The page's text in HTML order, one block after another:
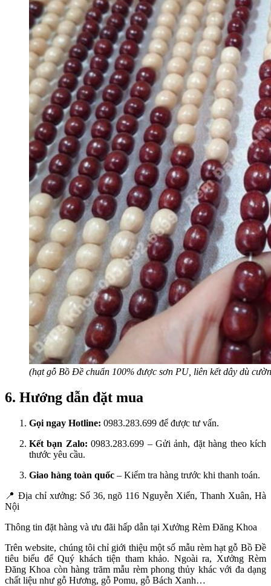
(hạt gỗ Bồ Đề chuẩn 100% được sơn PU, liên kết dây dù
6. Hướng dẫn đặt mua
Gọi ngay Hotline: 0983.283.699 để được tư vấn.
Kết bạn Zalo: 0983.283.699 – Gửi ảnh, đặt hàng theo kích
thước yêu cầu.
Giao hàng toàn quốc – Kiểm tra hàng trước khi thanh toán.
📍 Địa chỉ xưởng: Số 36, ngõ 116 Nguyễn Xiển, Thanh Xuân, Hà
Nội
Thông tin đặt hàng và ưu đãi hấp dẫn tại Xưởng Rèm Đăng Khoa
Trên website, chúng tôi chỉ giới thiệu một số mẫu rèm hạt gỗ Bồ Đề
tiêu biểu để Quý khách tiện tham khảo. Ngoài ra, Xưởng Rèm
Đăng Khoa còn hàng trăm mẫu rèm phong thủy khác với đa dạng
chất liệu như gỗ Hương, gỗ Pomu, gỗ Bách Xanh…